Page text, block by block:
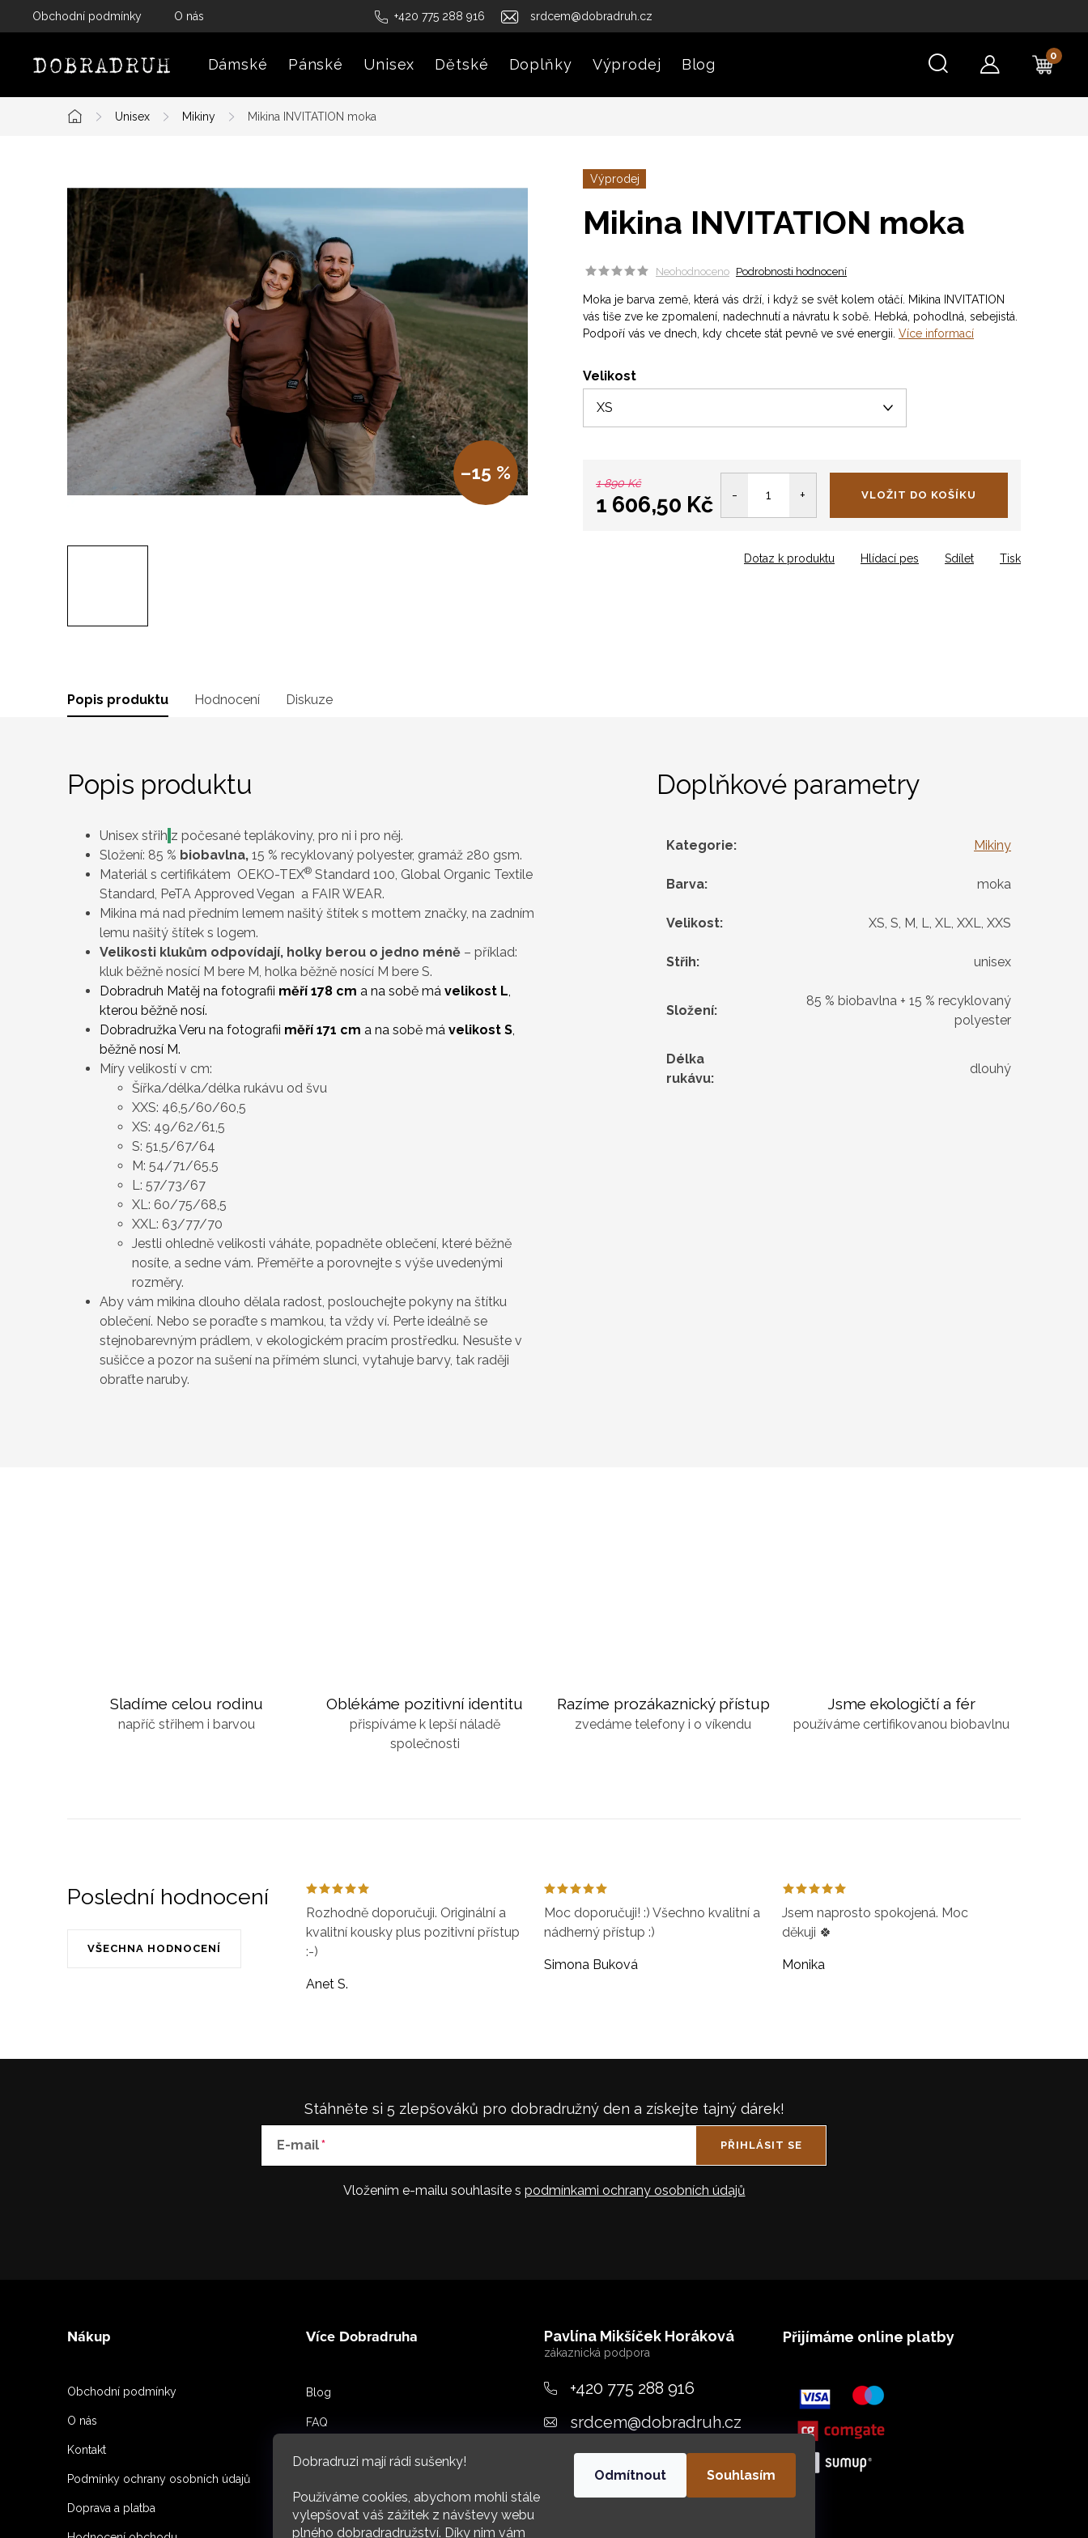
Dobradruzi mají rádi sušenky!
Používáme cookies, abychom mohli stále
vylepšovat váš zážitek z návštevy webu
plného dobradradružství. Díky nim vám
Odmítnout Souhlasím
+420 775 288 916 srdcem@dobradruh.cz
Obchodní podmínky O nás
Dámské Pánské Unisex Dětské Doplňky Výprodej Blog
Domů
Unisex Mikiny Mikina INVITATION moka
–15 %
Výprodej
Mikina INVITATION moka
Neohodnoceno Podrobnosti hodnocení
Moka je barva země, která vás drží, i když se svět kolem otáčí. Mikina INVITATION
vás tiše zve ke zpomalení, nadechnutí a návratu k sobě. Hebká, pohodlná, sebejistá.
Podpoří vás ve dnech, kdy chcete stát pevně ve své energii. Více informací
Velikost
1 890 Kč
1 606,50 Kč VLOŽIT DO KOŠÍKU
Tisk
Dotaz k produktu Hlídací pes Sdílet
Popis produktu Hodnocení Diskuze
Popis produktu
Unisex střih z počesané teplákoviny, pro ni i pro něj.
Složení: 85 % biobavlna, 15 % recyklovaný polyester, gramáž 280 gsm.
Materiál s certifikátem OEKO-TEX® Standard 100, Global Organic Textile
Standard, PeTA Approved Vegan a FAIR WEAR.
Mikina má nad předním lemem našitý štítek s mottem značky, na zadním
lemu našitý štítek s logem.
Velikosti klukům odpovídají, holky berou o jedno méně – příklad:
kluk běžně nosící M bere M, holka běžně nosící M bere S.
Dobradruh Matěj na fotografii měří 178 cm a na sobě má velikost L
kterou běžně nosí.
Dobradružka Veru na fotografii měří 171 cm a na sobě má velikost S
běžně nosí M.
Míry velikostí v cm:
Šířka/délka/délka rukávu od švu
XXS: 46,5/60/60,5
XS: 49/62/61,5
S: 51,5/67/64
M: 54/71/65,5
L: 57/73/67
XL: 60/75/68,5
XXL: 63/77/70
Jestli ohledně velikosti váháte, popadněte oblečení, které běžně
nosíte, a sedne vám. Přeměřte a porovnejte s výše uvedenými
rozměry.
Aby vám mikina dlouho dělala radost, poslouchejte pokyny na štítku
oblečení. Nebo se poraďte s mamkou, ta vždy ví. Perte ideálně se
stejnobarevným prádlem, v ekologickém pracím prostředku. Nesušte v
sušičce a pozor na sušení na přímém slunci, vytahuje barvy, tak raději
obraťte naruby.
Doplňkové parametry
Kategorie: Mikiny
Barva: moka
Velikost: XS, S, M, L, XL, XXL, XXS
Střih: unisex
Složení:
85 % biobavlna + 15 % recyklovaný
polyester
Délka
rukávu:
dlouhý
Sladíme celou rodinu
napříč střihem i barvou
Oblékáme pozitivní identitu
přispíváme k lepší náladě
společnosti
Razíme prozákaznický přístup
zvedáme telefony i o víkendu
Jsme ekologičtí a fér
používáme certifikovanou biobavlnu
Poslední hodnocení
VŠECHNA HODNOCENÍ
Rozhodně doporučuji. Originální a
kvalitní kousky plus pozitivní přístup
:-)
Anet S.
Moc doporučuji! :) Všechno kvalitní a
nádherný přístup :)
Simona Buková
Jsem naprosto spokojená. Moc
děkuji 🍀
Monika
Stáhněte si 5 zlepšováků pro dobradružný den a získejte tajný dárek!
E-mail
Vložením e-mailu souhlasíte s podmínkami ochrany osobních údajů
PŘIHLÁSIT SE
Nákup
Obchodní podmínky
O nás
Kontakt
Podmínky ochrany osobních údajů
Doprava a platba
Více Dobradruha
Blog
FAQ
O nás
Pavlína Mikšíček Horáková
+420 775 288 916
srdcem@dobradruh.cz
Přijímáme online platby